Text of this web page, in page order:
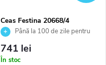
Ceas Festina 20668/4
Până la 100 de zile pentru
returnarea bunurilor. Vânzător
autorizat
741 lei
În stoc